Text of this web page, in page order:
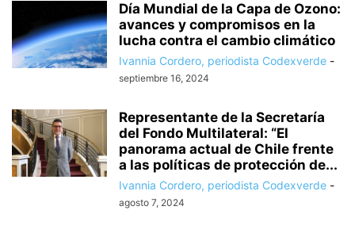
Día Mundial de la Capa de Ozono:
avances y compromisos en la
lucha contra el cambio climático
Ivannia Cordero, periodista Codexverde -
septiembre 16, 2024
Representante de la Secretaría
del Fondo Multilateral: “El
panorama actual de Chile frente
a las políticas de protección de...
Ivannia Cordero, periodista Codexverde -
agosto 7, 2024